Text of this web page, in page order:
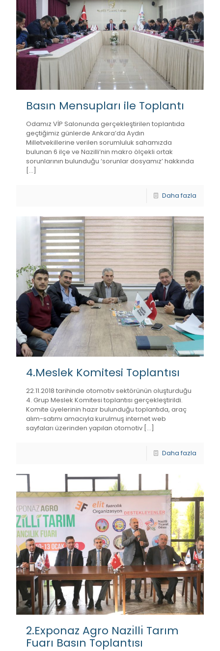
Basın Mensupları ile Toplantı
Odamız VİP Salonunda gerçekleştirilen toplantıda
geçtiğimiz günlerde Ankara’da Aydın
Milletvekillerine verilen sorumluluk sahamızda
bulunan 6 ilçe ve Nazilli’nin makro ölçekli ortak
sorunlarının bulunduğu ‘sorunlar dosyamız’ hakkında
[…]
Daha fazla
4.Meslek Komitesi Toplantısı
22.11.2018 tarihinde otomotiv sektörünün oluşturduğu
4. Grup Meslek Komitesi toplantısı gerçekleştirildi.
Komite üyelerinin hazır bulunduğu toplantıda, araç
alım-satımı amacıyla kurulmuş internet web
sayfaları üzerinden yapılan otomotiv […]
Daha fazla
2.Exponaz Agro Nazı̇llı̇ Tarım
Fuarı Basın Toplantısı